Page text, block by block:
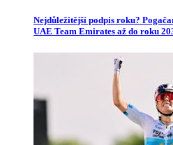
Nejdůležitější podpis roku?
UAE Team Emirates až do roku